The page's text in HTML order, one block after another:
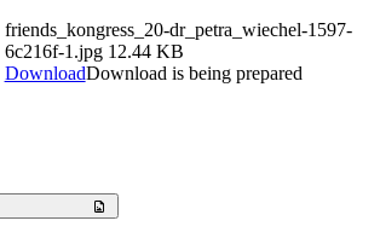
friends_kongress_20-dr_petra_wiechel-1597-
6c216f-1.jpg 12.44 KB
DownloadDownload is being prepared